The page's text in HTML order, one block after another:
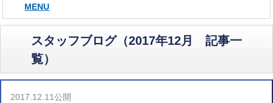
MENU
スタッフブログ（2017年12月 記事一
覧）
2017.12.11公開